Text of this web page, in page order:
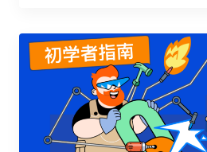
新时代。 一、 深入理解链接建
多人在进行链接建设时，往往
向，就像在黑暗中摸索前行。
取链接，却不清楚哪些链接真
浪费时间和精力。这种做法不
其反，损害网站的搜索引擎优